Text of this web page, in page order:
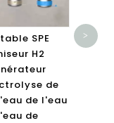
SPE
H2
de
de l'eau
de
>